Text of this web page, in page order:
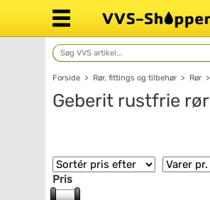
Forside > Rør, fittings og tilbehør > Rør >
Geberit rustfrie rør
Pris